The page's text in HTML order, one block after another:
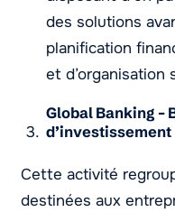
des solutions
planification
et d’organisation
Global Banking –
d’investissement
Cette activité
destinées aux